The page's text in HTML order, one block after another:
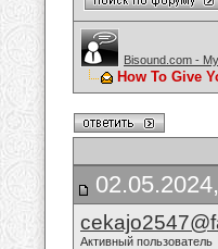
Bisound.com -
How To Give
Активный пользователь